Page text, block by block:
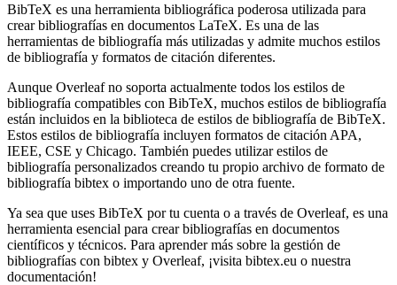
BibTeX es una herramienta bibliográfica poderosa utilizada para
crear bibliografías en documentos LaTeX. Es una de las
herramientas de bibliografía más utilizadas y admite muchos estilos
de bibliografía y formatos de citación diferentes.
Aunque Overleaf no soporta actualmente todos los estilos de
bibliografía compatibles con BibTeX, muchos estilos de bibliografía
están incluidos en la biblioteca de estilos de bibliografía de BibTeX.
Estos estilos de bibliografía incluyen formatos de citación APA,
IEEE, CSE y Chicago. También puedes utilizar estilos de
bibliografía personalizados creando tu propio archivo de formato de
bibliografía bibtex o importando uno de otra fuente.
Ya sea que uses BibTeX por tu cuenta o a través de Overleaf, es una
herramienta esencial para crear bibliografías en documentos
científicos y técnicos. Para aprender más sobre la gestión de
bibliografías con bibtex y Overleaf, ¡visita bibtex.eu o nuestra
documentación!